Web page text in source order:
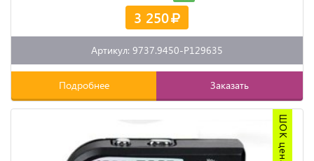
3 250
Артикул: 9737.9450-P129635
Подробнее Заказать